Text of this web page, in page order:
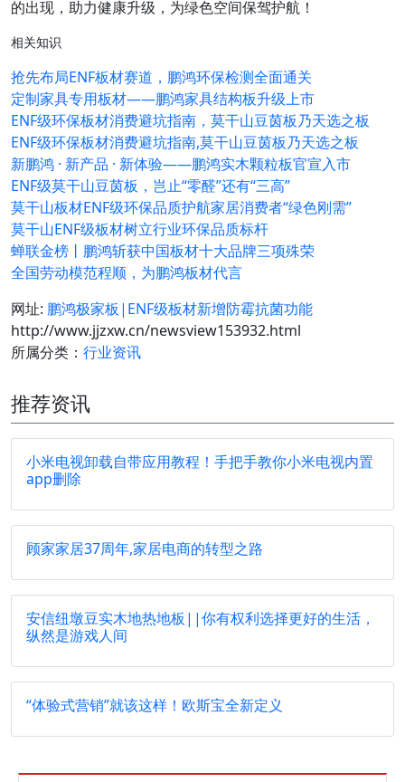
的出现，助力健康升级，为绿色空间保驾护航！
相关知识
抢先布局ENF板材赛道，鹏鸿环保检测全面通关
定制家具专用板材——鹏鸿家具结构板升级上市
ENF级环保板材消费避坑指南，莫干山豆茵板乃天选之板
ENF级环保板材消费避坑指南,莫干山豆茵板乃天选之板
新鹏鸿 · 新产品 · 新体验——鹏鸿实木颗粒板官宣入市
ENF级莫干山豆茵板，岂止“零醛”还有“三高”
莫干山板材ENF级环保品质护航家居消费者“绿色刚需”
莫干山ENF级板材树立行业环保品质标杆
蝉联金榜丨鹏鸿斩获中国板材十大品牌三项殊荣
全国劳动模范程顺，为鹏鸿板材代言
网址: 鹏鸿极家板|ENF级板材新增防霉抗菌功能
http://www.jjzxw.cn/newsview153932.html
所属分类： 行业资讯
推荐资讯
小米电视卸载自带应用教程！手把手教你小米电视内置
app删除
顾家家居37周年,家居电商的转型之路
安信纽墩豆实木地热地板||你有权利选择更好的生活，
纵然是游戏人间
“体验式营销”就该这样！欧斯宝全新定义